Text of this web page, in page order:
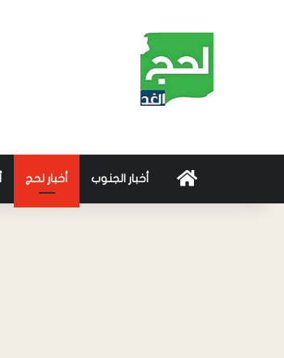
أخبار الجنوب أخبار لحج